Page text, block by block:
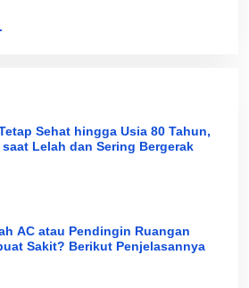
Sehat hingga Usia 80 Tahun,
Lelah dan Sering Bergerak
AC atau Pendingin Ruangan
Sakit? Berikut Penjelasannya